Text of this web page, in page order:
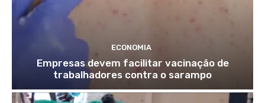
ECONOMIA
Empresas devem facilitar vacinação de
trabalhadores contra o sarampo